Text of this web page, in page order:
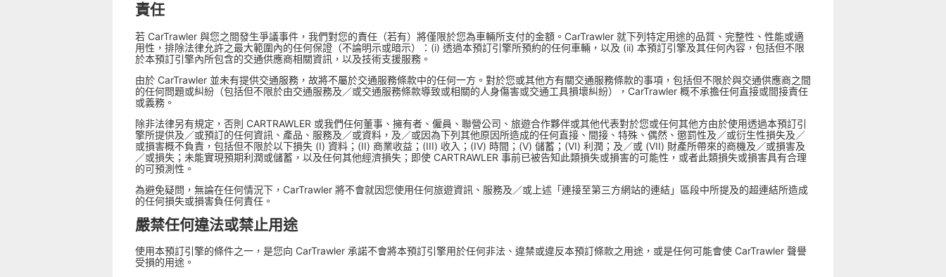
責任
若 CarTrawler 與您之間發生爭議事件，我們對您的責任（若有）將僅限於您為車輛所支付的金額。CarTrawler 就下列特定用途的品質、完整性、性能或適
用性，排除法律允許之最大範圍內的任何保證（不論明示或暗示）：(i) 透過本預訂引擎所預約的任何車輛，以及 (ii) 本預訂引擎及其任何內容，包括但不限
於本預訂引擎內所包含的交通供應商相關資訊，以及技術支援服務。
由於 CarTrawler 並未有提供交通服務，故將不屬於交通服務條款中的任何一方。對於您或其他方有關交通服務條款的事項，包括但不限於與交通供應商之間
的任何問題或糾紛（包括但不限於由交通服務及／或交通服務條款導致或相關的人身傷害或交通工具損壞糾紛），CarTrawler 概不承擔任何直接或間接責任
或義務。
除非法律另有規定，否則 CARTRAWLER 或我們任何董事、擁有者、僱員、聯營公司、旅遊合作夥伴或其他代表對於您或任何其他方由於使用透過本預訂引
擎所提供及／或預訂的任何資訊、產品、服務及／或資料，及／或因為下列其他原因所造成的任何直接、間接、特殊、偶然、懲罰性及／或衍生性損失及／
或損害概不負責，包括但不限於以下損失 (I) 資料；(II) 商業收益；(III) 收入；(IV) 時間；(V) 儲蓄；(VI) 利潤；及／或 (VII) 財產所帶來的商機及／或損害及
／或損失；未能實現預期利潤或儲蓄，以及任何其他經濟損失；即使 CARTRAWLER 事前已被告知此類損失或損害的可能性，或者此類損失或損害具有合理
的可預測性。
為避免疑問，無論在任何情況下，CarTrawler 將不會就因您使用任何旅遊資訊、服務及／或上述「連接至第三方網站的連結」區段中所提及的超連結所造成
的任何損失或損害負任何責任。
嚴禁任何違法或禁止用途
使用本預訂引擎的條件之一，是您向 CarTrawler 承諾不會將本預訂引擎用於任何非法、違禁或違反本預訂條款之用途，或是任何可能會使 CarTrawler 聲譽
受損的用途。